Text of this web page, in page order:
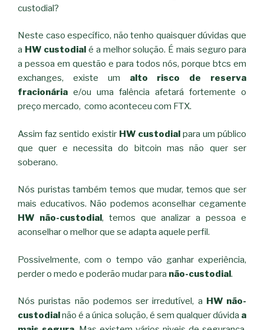
custodial?
Neste caso específico, não tenho quaisquer dúvidas que
a HW custodial é a melhor solução. É mais seguro para
a pessoa em questão e para todos nós, porque btcs em
exchanges, existe um alto risco de reserva
fracionária e/ou uma falência afetará fortemente o
preço mercado, como aconteceu com FTX.
Assim faz sentido existir HW custodial para um público
que quer e necessita do bitcoin mas não quer ser
soberano.
Nós puristas também temos que mudar, temos que ser
mais educativos. Não podemos aconselhar cegamente
HW não-custodial , temos que analizar a pessoa e
aconselhar o melhor que se adapta aquele perfil.
Possivelmente, com o tempo vão ganhar experiência,
perder o medo e poderão mudar para não-custodial.
Nós puristas não podemos ser irredutível, a HW não-
custodial não é a única solução, é sem qualquer dúvida a